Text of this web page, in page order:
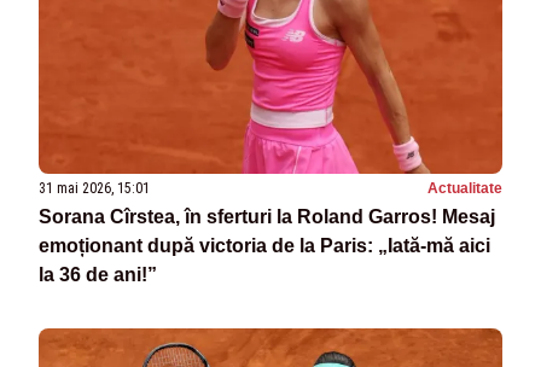
31 mai 2026, 15:01 Actualitate
Sorana Cîrstea, în sferturi la Roland Garros! Mesaj
emoționant după victoria de la Paris: „Iată-mă aici
la 36 de ani!”